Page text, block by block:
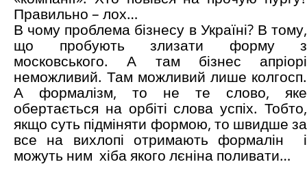
Правильно – лох…
В чому проблема бізнесу в Україні? В тому,
що пробують злизати форму з
московського. А там бізнес апріорі
неможливий. Там можливий лише колгосп.
А формалізм, то не те слово, яке
обертається на орбіті слова успіх. Тобто,
якщо суть підміняти формою, то швидше за
все на вихлопі отримають формалін і
можуть ним хіба якого лєніна поливати…